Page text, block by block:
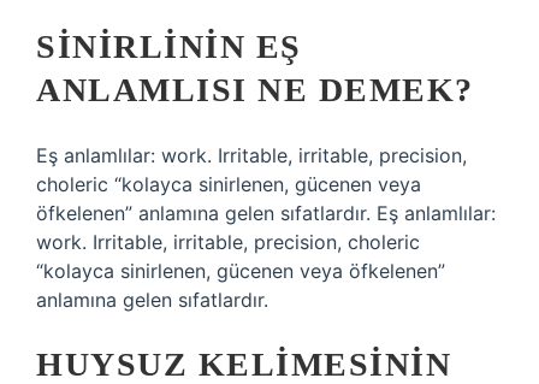
SINIRLININ EŞ
ANLAMLISI NE DEMEK?
Eş anlamlılar: work. Irritable, irritable, precision,
choleric “kolayca sinirlenen, gücenen veya
öfkelenen” anlamına gelen sıfatlardır. Eş anlamlılar:
work. Irritable, irritable, precision, choleric
“kolayca sinirlenen, gücenen veya öfkelenen”
anlamına gelen sıfatlardır.
HUYSUZ KELIMESININ